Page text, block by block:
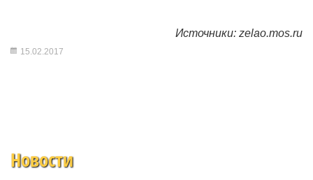
Источники: zelao.mos.ru
15.02.2017
Новости